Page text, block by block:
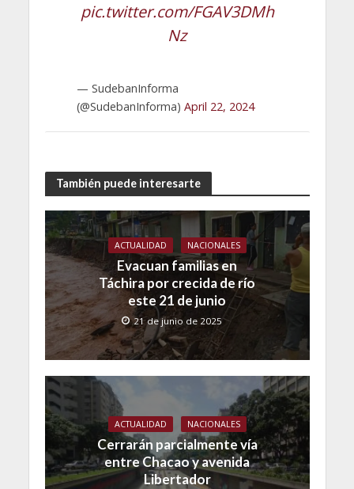
pic.twitter.com/FGAV3DMh
Nz
— SudebanInforma
(@SudebanInforma) April 22, 2024
También puede interesarte
ACTUALIDAD NACIONALES
Evacuan familias en
Táchira por crecida de río
este 21 de junio
21 de junio de 2025
ACTUALIDAD NACIONALES
Cerrarán parcialmente vía
entre Chacao y avenida
Libertador